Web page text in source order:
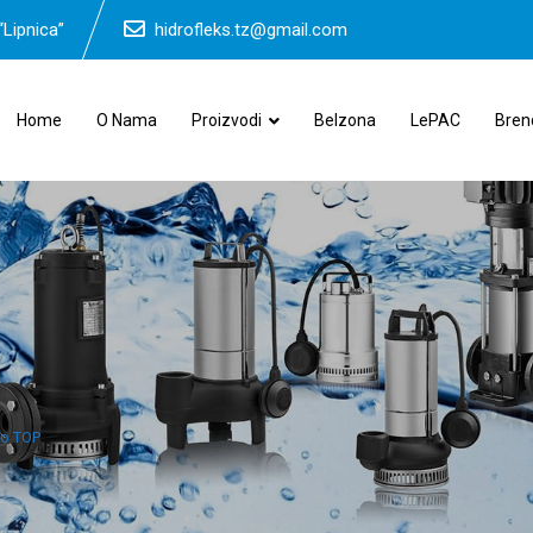
hidrofleks.tz@gmail.com
Home O Nama Proizvodi Belzona LePAC
TOP